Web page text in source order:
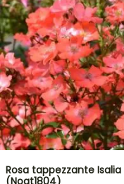
Rosa tappezzante Isalia
(Noat1804)